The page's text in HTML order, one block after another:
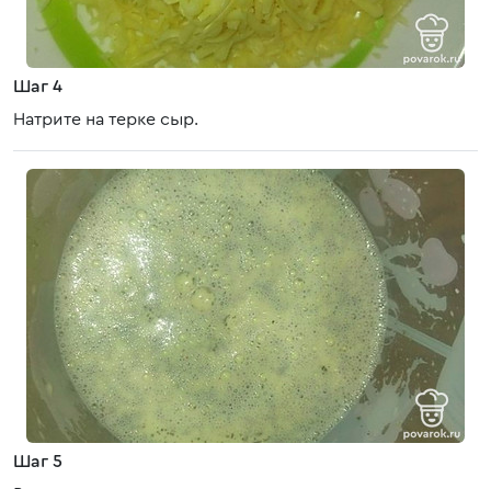
Шаг 4
Натрите на терке сыр.
Шаг 5